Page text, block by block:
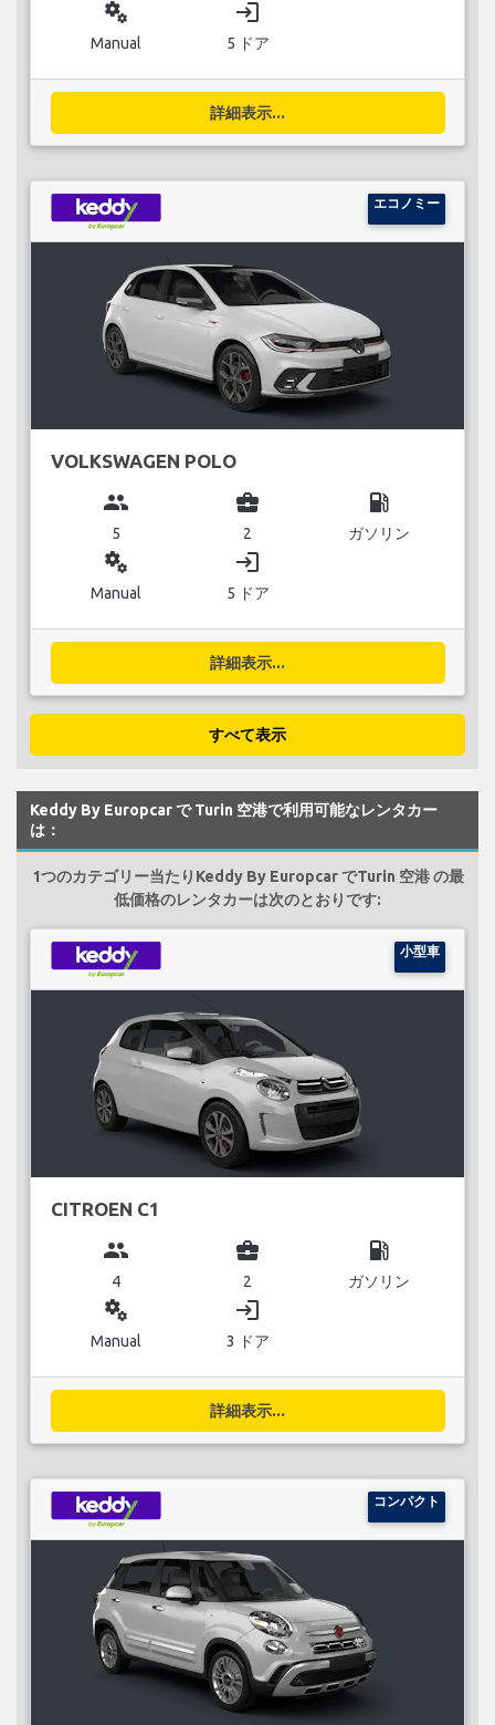
miscellaneous_services
Manual
login
5 ドア
詳細表示...
エコノミー
VOLKSWAGEN POLO
group
5
business_center
2
local_gas_station
ガソリン
miscellaneous_services
Manual
login
5 ドア
詳細表示...
すべて表示
Keddy By Europcar で Turin 空港で利用可能なレンタカー
は：
1つのカテゴリー当たりKeddy By Europcar でTurin 空港 の最
低価格のレンタカーは次のとおりです:
小型車
CITROEN C1
group
4
business_center
2
local_gas_station
ガソリン
miscellaneous_services
Manual
login
3 ドア
詳細表示...
コンパクト